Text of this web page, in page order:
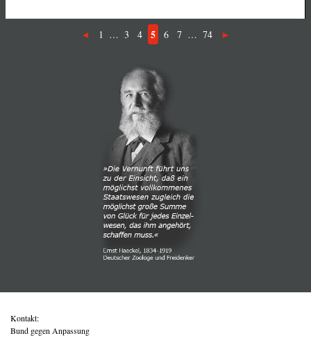
1 … 3 4 5 6 7 … 74
Kontakt:
Bund gegen Anpassung